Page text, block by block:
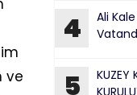
ve
4
Ali
5
KUZEY